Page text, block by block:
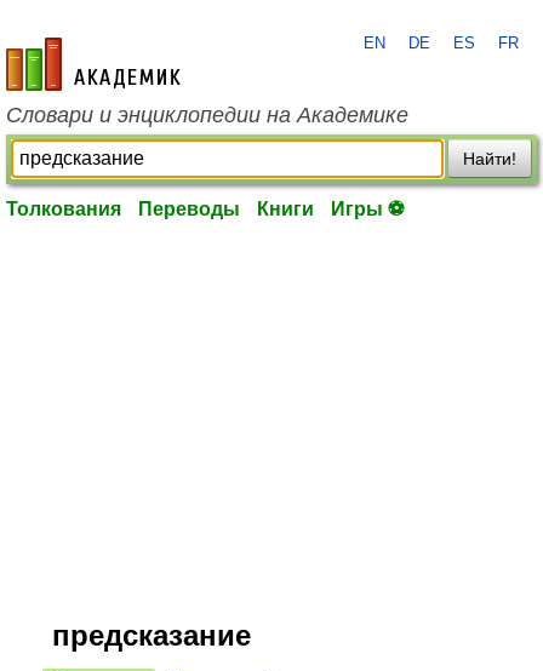
academic.ru
EN DE ES FR
Словари и энциклопедии на Академике
Найти!
Толкования Переводы Книги Игры ⚽
предсказание